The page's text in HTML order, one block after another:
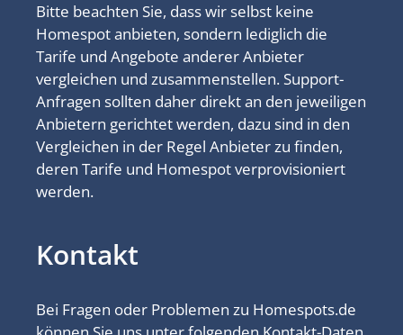
Bitte beachten Sie, dass wir selbst keine
Homespot anbieten, sondern lediglich die
Tarife und Angebote anderer Anbieter
vergleichen und zusammenstellen. Support-
Anfragen sollten daher direkt an den jeweiligen
Anbietern gerichtet werden, dazu sind in den
Vergleichen in der Regel Anbieter zu finden,
deren Tarife und Homespot verprovisioniert
werden.
Kontakt
Bei Fragen oder Problemen zu Homespots.de